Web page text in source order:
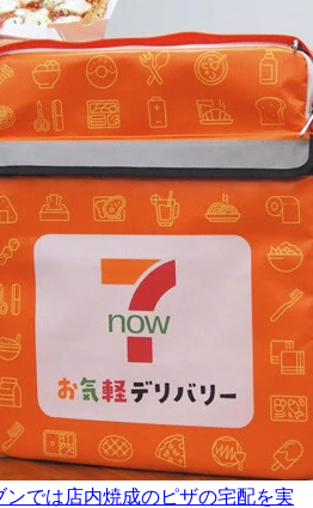
ンでは店内焼成のピザの宅配を実